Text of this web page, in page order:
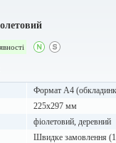
Формат А4
225x297 мм
фіолетовий, деревний
Швидке замовлення